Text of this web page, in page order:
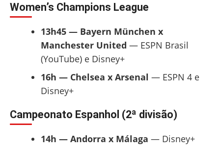
Women’s Champions League
13h45 — Bayern München x
Manchester United — ESPN Brasil
(YouTube) e Disney+
16h — Chelsea x Arsenal — ESPN 4 e
Disney+
Campeonato Espanhol (2ª divisão)
14h — Andorra x Málaga — Disney+